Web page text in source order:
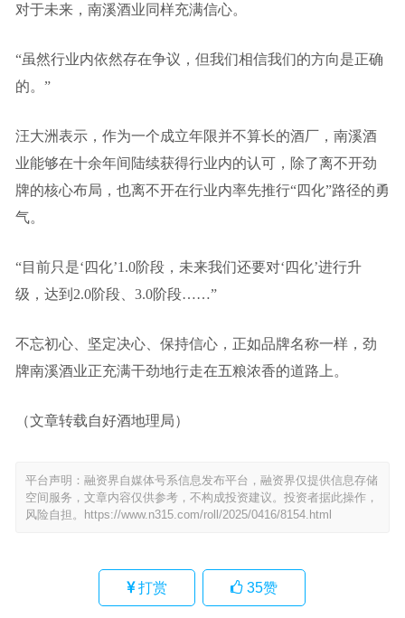
对于未来，南溪酒业同样充满信心。
“虽然行业内依然存在争议，但我们相信我们的方向是正确
的。”
汪大洲表示，作为一个成立年限并不算长的酒厂，南溪酒
业能够在十余年间陆续获得行业内的认可，除了离不开劲
牌的核心布局，也离不开在行业内率先推行“四化”路径的勇
气。
“目前只是‘四化’1.0阶段，未来我们还要对‘四化’进行升
级，达到2.0阶段、3.0阶段……”
不忘初心、坚定决心、保持信心，正如品牌名称一样，劲
牌南溪酒业正充满干劲地行走在五粮浓香的道路上。
（文章转载自好酒地理局）
平台声明：融资界自媒体号系信息发布平台，融资界仅提供信息存储
空间服务，文章内容仅供参考，不构成投资建议。投资者据此操作，
风险自担。
https://www.n315.com/roll/2025/0416/8154.html
打赏 35赞